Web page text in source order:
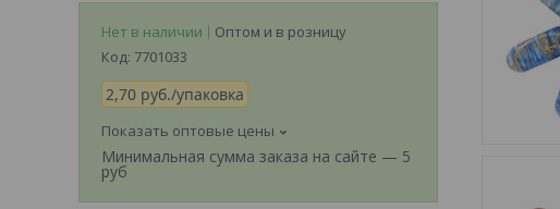
Нет в наличии
Оптом и в розницу
Код: 7701033
2,70 руб./упаковка
Показать оптовые цены
Минимальная сумма заказа на сайте — 5
руб